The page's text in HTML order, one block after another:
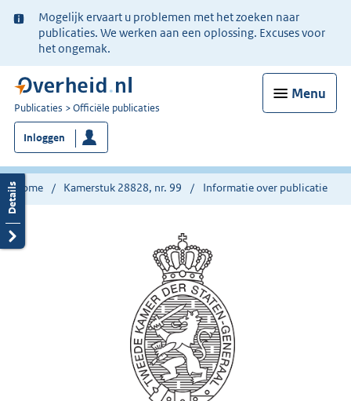
Ter
informatie:
Mogelijk ervaart u problemen met het zoeken naar
publicaties. We werken aan een oplossing. Excuses voor
het ongemak.
Menu
U
bent
nu
hier:
Publicaties Officiële publicaties
Inloggen
Home Kamerstuk 28828, nr. 99 Informatie over publicatie